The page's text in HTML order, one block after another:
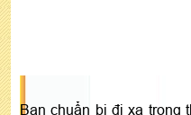
Bạn chuẩn bị đi xa trong